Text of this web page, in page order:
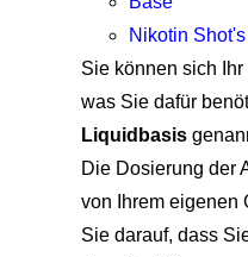
Nikotin Shot's
Sie können sich Ihr
was Sie dafür
Liquidbasis
Die Dosierung der
von Ihrem eigenen
Sie darauf, dass